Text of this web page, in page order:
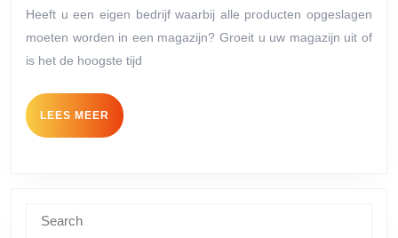
Heeft u een eigen bedrijf waarbij alle producten opgeslagen
moeten worden in een magazijn? Groeit u uw magazijn uit of
is het de hoogste tijd
LEES MEER LEES
MEER
for: